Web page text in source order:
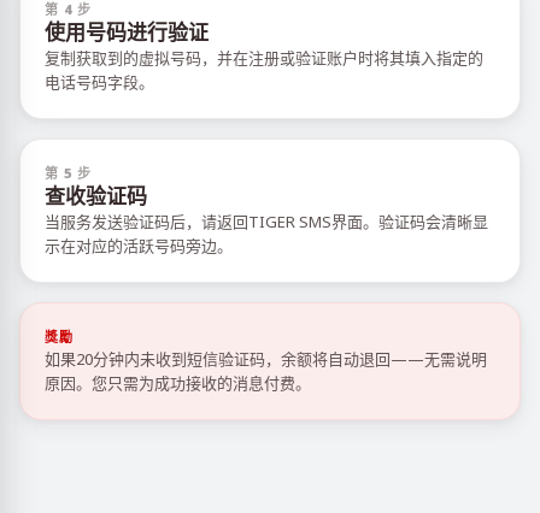
第 4 步
使用号码进行验证
复制获取到的虚拟号码，并在注册或验证账户时将其填入指定的
电话号码字段。
第 5 步
查收验证码
当服务发送验证码后，请返回TIGER SMS界面。验证码会清晰显
示在对应的活跃号码旁边。
獎勵
如果20分钟内未收到短信验证码，余额将自动退回——无需说明
原因。您只需为成功接收的消息付费。